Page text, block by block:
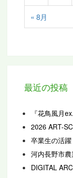
« 8月
最近の投稿
『花鳥風月
2026 ART-
卒業生の活
河内長野市
DIGITAL